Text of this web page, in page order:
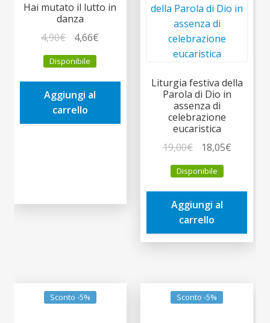
Hai mutato il lutto in
danza
4,90€
prezzo
originale
era:
4,90€.
4,66€
è:
Disponibile
Aggiungi al
carrello
Liturgia festiva della
Parola di Dio in
assenza di
celebrazione
eucaristica
19,00€
prezzo
originale
era:
19,00€.
18,05€Il
è:
Disponibile
Aggiungi al
carrello
Sconto -5% Sconto -5%